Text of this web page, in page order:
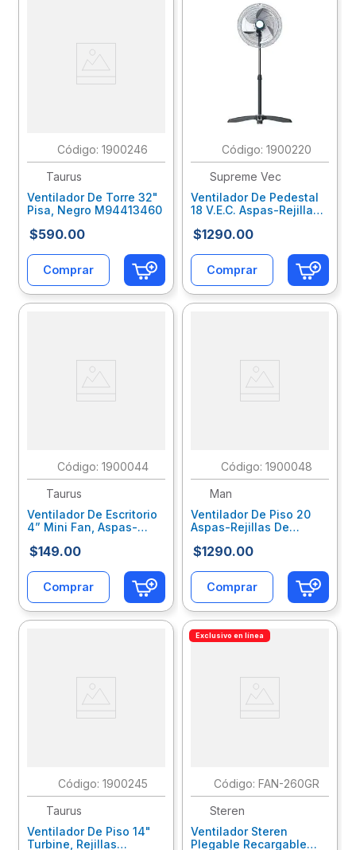
: 1900246
Taurus
Ventilador De Torre 32"
Pisa, Negro M94413460
$590.00
Comprar
: 1900220
Supreme Vec
Ventilador De Pedestal
18 V.E.C. Aspas-Rejillas
$1290.00
Comprar
: 1900044
Taurus
Ventilador De Escritorio
4” Mini Fan, Aspas-
M94402800
$149.00
Comprar
: 1900048
Man
Ventilador De Piso 20
Aspas-Rejillas De
2020
$1290.00
Comprar
: 1900245
Taurus
Ventilador De Piso 14"
Turbine, Rejillas
Exclusivo en línea
: FAN-260GR
Steren
Ventilador Steren
Plegable Recargable